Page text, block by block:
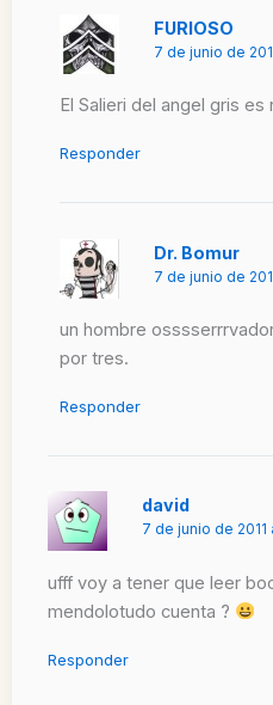
FURIOSO
7 de junio de
El Salieri del angel gris
Responder
Dr. Bomur
7 de junio de
un hombre
por tres.
Responder
david
7 de junio de 2011
ufff voy a tener que leer
mendolotudo cuenta ?
Responder